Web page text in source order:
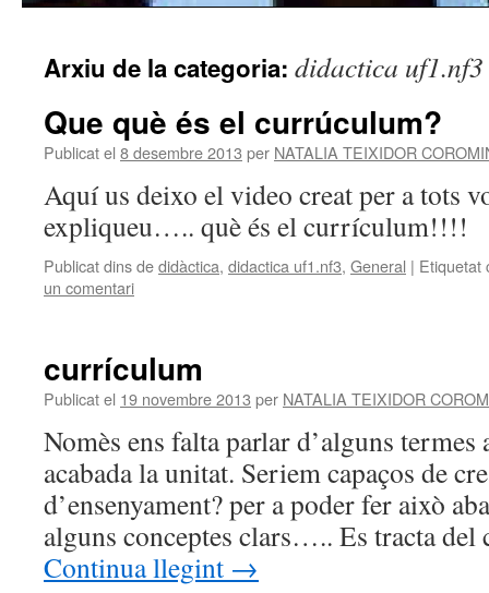
contingut
Arxiu de la categoria: didactica uf1.nf3
Que què és el currúculum?
Publicat el 8 desembre 2013 per NATALIA TEIXIDOR
Aquí us deixo el video creat per a tots
expliqueu….. què és el currículum!!!!
Publicat dins dedidàctica, didactica uf1.nf3, General | Etiquetat
un comentari
currículum
Publicat el 19 novembre 2013 per NATALIA TEIXIDOR
Nomès ens falta parlar d’alguns termes
acabada la unitat. Seriem capaços de
d’ensenyament? per a poder fer això
alguns conceptes clars….. Es tracta
Continua llegint →